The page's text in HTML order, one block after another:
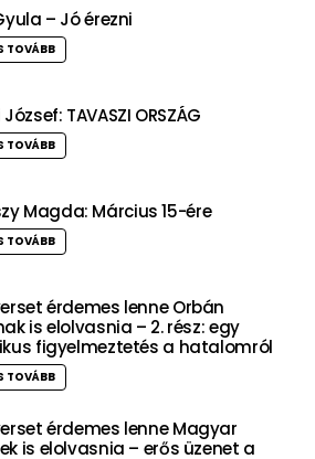
– Jó érezni
TOVÁBB
TAVASZI ORSZÁG
TOVÁBB
Magda: Március 15-ére
TOVÁBB
érdemes lenne Orbán
is elolvasnia – 2. rész: egy
figyelmeztetés a hatalomról
TOVÁBB
érdemes lenne Magyar
is elolvasnia – erős üzenet a